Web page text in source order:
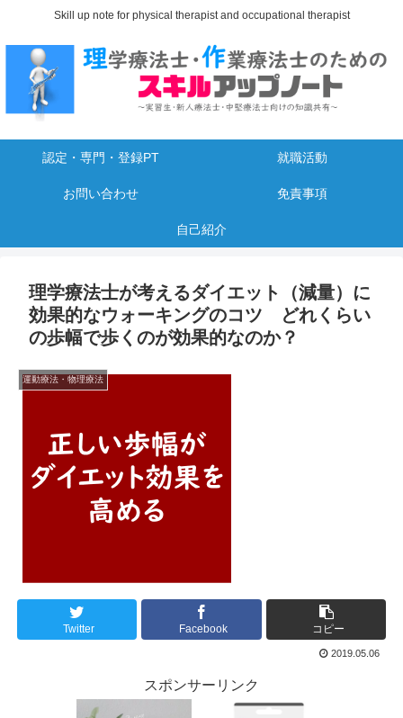
Skill up note for physical therapist and occupational therapist
認定・専門・登録PT 就職活動
お問い合わせ 免責事項
自己紹介
理学療法士が考えるダイエット（減量）に
効果的なウォーキングのコツ どれくらい
の歩幅で歩くのが効果的なのか？
運動療法・物理療法
Twitter Facebook コピー
2019.05.06
スポンサーリンク